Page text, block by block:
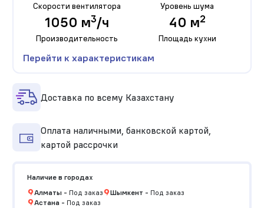
Скорости вентилятора Уровень шума
1050 м3/ч
Производительность
40 м2
Площадь кухни
Перейти к характеристикам
Доставка по всему Казахстану
Оплата наличными, банковской картой,
картой рассрочки
Наличие в городах
Алматы- Под заказ Шымкент - Под заказ
Астана- Под заказ